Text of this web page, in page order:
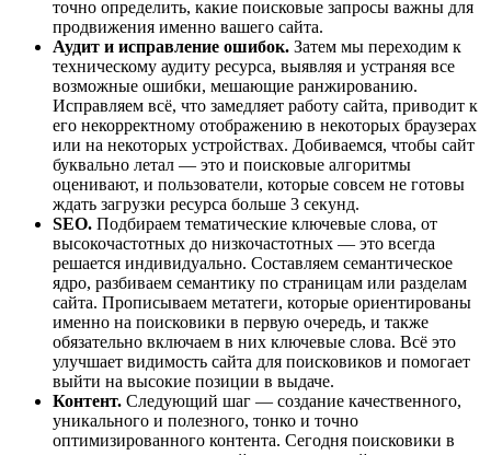
точно определить, какие поисковые запросы важны для
продвижения именно вашего сайта.
Аудит и исправление ошибок. Затем мы переходим к
техническому аудиту ресурса, выявляя и устраняя все
возможные ошибки, мешающие ранжированию.
Исправляем всё, что замедляет работу сайта, приводит к
его некорректному отображению в некоторых браузерах
или на некоторых устройствах. Добиваемся, чтобы сайт
буквально летал — это и поисковые алгоритмы
оценивают, и пользователи, которые совсем не готовы
ждать загрузки ресурса больше 3 секунд.
SEO. Подбираем тематические ключевые слова, от
высокочастотных до низкочастотных — это всегда
решается индивидуально. Составляем семантическое
ядро, разбиваем семантику по страницам или разделам
сайта. Прописываем метатеги, которые ориентированы
именно на поисковики в первую очередь, и также
обязательно включаем в них ключевые слова. Всё это
улучшает видимость сайта для поисковиков и помогает
выйти на высокие позиции в выдаче.
Контент. Следующий шаг — создание качественного,
уникального и полезного, тонко и точно
оптимизированного контента. Сегодня поисковики в